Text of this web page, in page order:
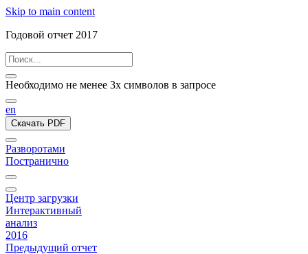
Skip to main content
Годовой отчет 2017
Необходимо не менее 3х символов в запросе
en
Скачать PDF
Разворотами
Постранично
Центр загрузки
Интерактивный
анализ
2016
Предыдущий отчет